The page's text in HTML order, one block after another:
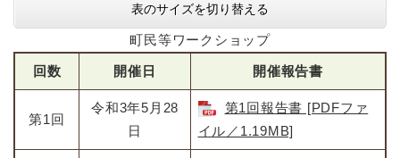
表のサイズを切り替える
町民等ワークショップ
回数 開催日 開催報告書
第1回
令和3年5月28
日
第1回報告書 [PDFファ
イル／1.19MB]